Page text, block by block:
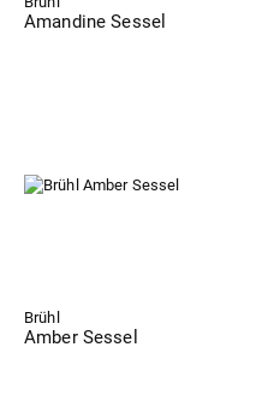
Amandine Sessel
Brühl
Amber Sessel